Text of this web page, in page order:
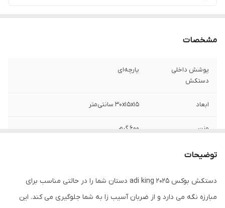
مشخصات
پوشش داخلی
دستکش
پارچه‌ای
ابعاد 30x15x15 سانتی‌متر
وزن 600 گرم
نوع بست
چرم طبیعی
مناسب برای ورزش بوکس , ووشو , کیک بوکس
توضیحات
دستکش بوکس adi king 2025 دستان شما را در حالتی مناسب برای
مبارزه نگه می دارد و از ضربان آسیب زا به شما جلوگیری می کند. این